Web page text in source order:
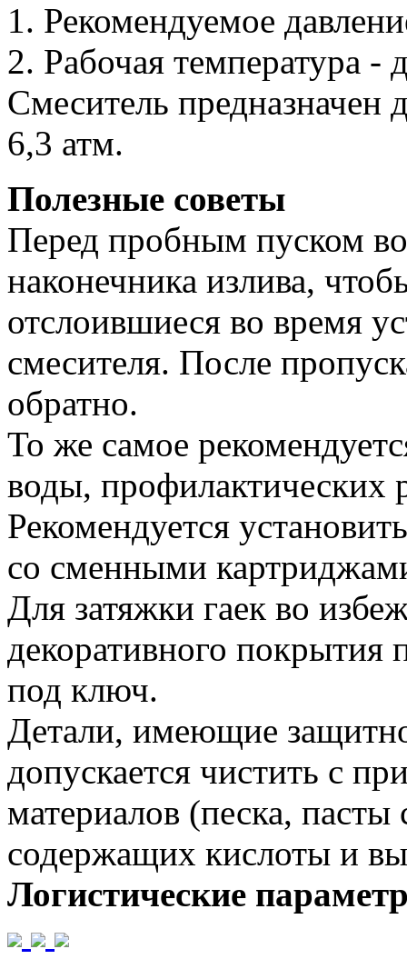
1. Рекомендуемое
2. Рабочая температура -
Смеситель предназначен
6,3 атм.
Полезные советы
Перед пробным пуском
наконечника излива,
отслоившиеся во время
смесителя. После
обратно.
То же самое
воды, профилактических
Рекомендуется
со сменными
Для затяжки гаек во
декоративного покрытия
под ключ.
Детали, имеющие
допускается чистить с
материалов (песка, пасты
содержащих кислоты и
Логистические